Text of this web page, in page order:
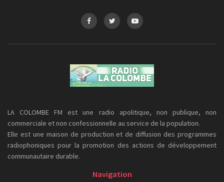
LA COLOMBE FM est une radio apolitique, non publique, non
commerciale et non confessionnelle au service de la population.
Elle est une maison de production et de diffusion des programmes
radiophoniques pour la promotion des actions de développement
communautaire durable.
Navigation